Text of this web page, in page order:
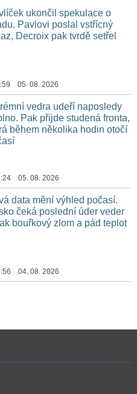
ukončil spekulace o
Pavlovi poslal vstřícný
Decroix pak tvrdě setřel
05. 08. 2026
vedra udeří naposledy
Pak přijde studená fronta,
během několika hodin otočí
05. 08. 2026
data mění výhled počasí.
čeká poslední úder veder
bouřkový zlom a pád teplot
04. 08. 2026